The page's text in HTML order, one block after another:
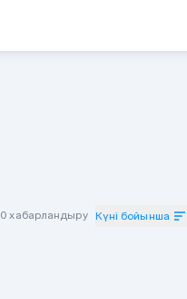
0 хабарландыру Күні бойынша